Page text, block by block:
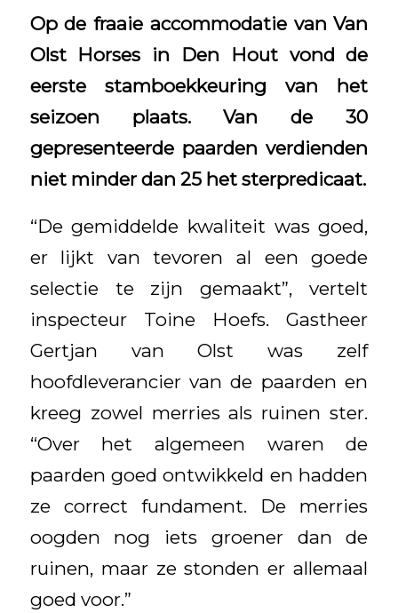
Op de fraaie accommodatie van Van
Olst Horses in Den Hout vond de
eerste stamboekkeuring van het
seizoen plaats. Van de 30
gepresenteerde paarden verdienden
niet minder dan 25 het sterpredicaat.
“De gemiddelde kwaliteit was goed,
er lijkt van tevoren al een goede
selectie te zijn gemaakt”, vertelt
inspecteur Toine Hoefs. Gastheer
Gertjan van Olst was zelf
hoofdleverancier van de paarden en
kreeg zowel merries als ruinen ster.
“Over het algemeen waren de
paarden goed ontwikkeld en hadden
ze correct fundament. De merries
oogden nog iets groener dan de
ruinen, maar ze stonden er allemaal
goed voor.”